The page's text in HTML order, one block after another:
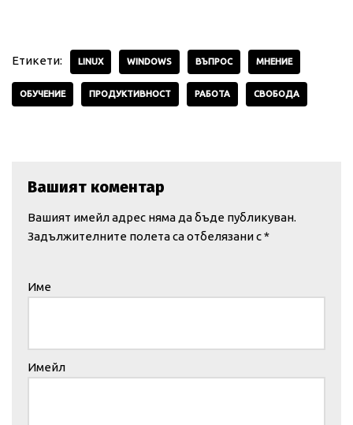
Етикети: LINUX WINDOWS ВЪПРОС МНЕНИЕ
ОБУЧЕНИЕ ПРОДУКТИВНОСТ РАБОТА СВОБОДА
Вашият коментар
Вашият имейл адрес няма да бъде публикуван.
Задължителните полета са отбелязани с*
Име
Имейл